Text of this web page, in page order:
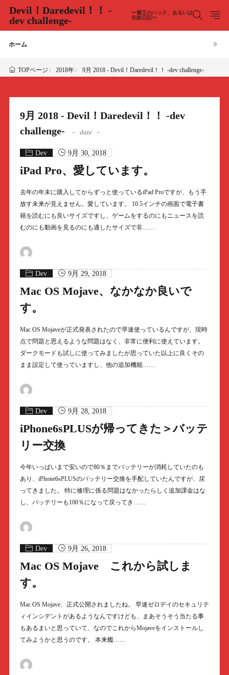
Devil！Daredevil！！ -
dev challenge-
〜魔王のハック、あるいは
失敗日記〜
ホーム
TOPページ 2018年 9月 2018 - Devil！Daredevil！！ -dev challenge-
9月 2018 - Devil！Daredevil！！ -dev
challenge-
date
Dev 9月 30, 2018
iPad Pro、愛しています。
去年の年末に購入してからずっと使っているiPad Proですが、もう手
放す未来が見えません。愛しています。 10.5インチの画面で電子書
籍を読むにも良いサイズですし、ゲームをするのにもニュースを読
むのにも動画を見るのにも適したサイズで非……
Dev 9月 29, 2018
Mac OS Mojave、なかなか良いで
す。
Mac OS Mojaveが正式発表されたので早速使っているんですが、現時
点で問題と思えるような問題はなく、非常に便利に使えています。
ダークモードも試しに使ってみましたが思っていた以上に良くその
まま設定して使っていますし、他の追加機能……
Dev 9月 28, 2018
iPhone6sPLUSが帰ってきた＞バッテ
リー交換
今年いっぱいまで安いので80％までバッテリーが消耗していたのも
あり、iPhone6sPLUSのバッテリー交換を手配していたんですが、戻
ってきました。 特に修理に係る問題はなかったらしく追加課金はな
し、バッテリーも100％になって戻ってき……
Dev 9月 26, 2018
Mac OS Mojave これから試しま
す。
Mac OS Mojave、正式公開されましたね。 早速ゼロデイのセキュリテ
ィインシデントがあるようなんですけども、まあそうそう当たる事
もあるまいと思っていて、なのでこれからMojaveをインストールし
てみようかと思うのです。 本来艦……